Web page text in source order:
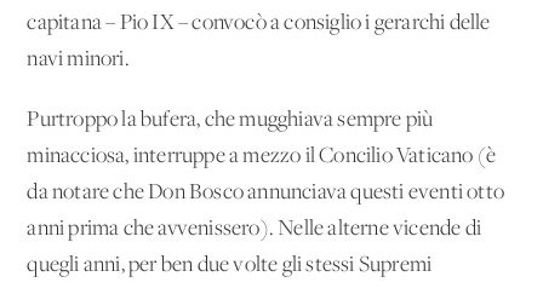
capitana – Pio IX – convocò a consiglio i gerarchi delle
navi minori.
Purtroppo la bufera, che mugghiava sempre più
minacciosa, interruppe a mezzo il Concilio Vaticano (è
da notare che Don Bosco annunciava questi eventi otto
anni prima che avvenissero). Nelle alterne vicende di
quegli anni, per ben due volte gli stessi Supremi